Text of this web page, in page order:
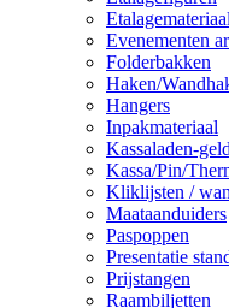
Etalagemateriaal
Evenementen
Folderbakken
Haken/
Hangers
Inpakmateriaal
Kassaladen-
Kassa/Pin/
Kliklijsten /
Maataanduiders
Paspoppen
Presentatie
Prijstangen
Raambiljetten